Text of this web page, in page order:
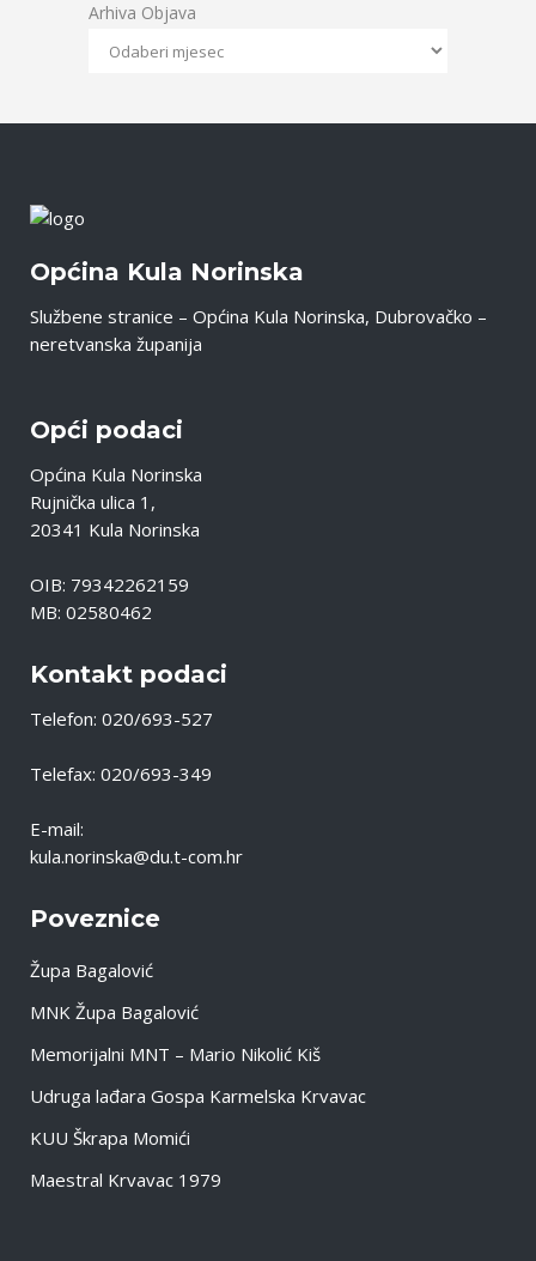
Arhiva Objava
Općina Kula Norinska
Službene stranice – Općina Kula Norinska, Dubrovačko –
neretvanska županija
Opći podaci
Općina Kula Norinska
Rujnička ulica 1,
20341 Kula Norinska
OIB: 79342262159
MB: 02580462
Kontakt podaci
Telefon: 020/693-527
Telefax: 020/693-349
E-mail:
kula.norinska@du.t-com.hr
Poveznice
Župa Bagalović
MNK Župa Bagalović
Memorijalni MNT – Mario Nikolić Kiš
Udruga lađara Gospa Karmelska Krvavac
KUU Škrapa Momići
Maestral Krvavac 1979